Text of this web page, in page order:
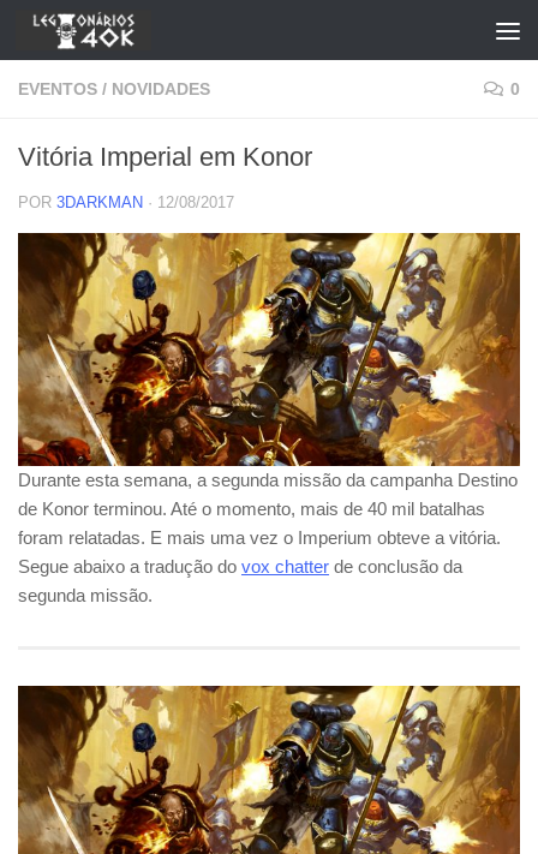
Skip to content
EVENTOS / NOVIDADES 0
Vitória Imperial em Konor
POR 3DARKMAN · 12/08/2017
Durante esta semana, a segunda missão da campanha Destino
de Konor terminou. Até o momento, mais de 40 mil batalhas
foram relatadas. E mais uma vez o Imperium obteve a vitória.
Segue abaixo a tradução do vox chatter de conclusão da
segunda missão.